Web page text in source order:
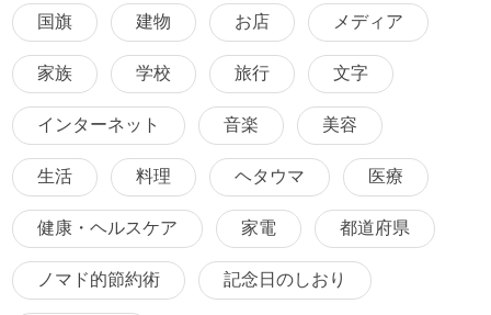
国旗 建物 お店 メディア
家族 学校 旅行 文字
インターネット 音楽 美容
生活 料理 ヘタウマ 医療
健康・ヘルスケア 家電 都道府県
ノマド的節約術 記念日のしおり